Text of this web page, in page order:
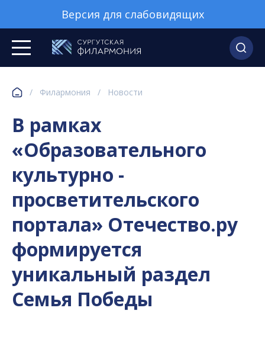
Версия для слабовидящих
/ Филармония / Новости
В рамках
«Образовательного
культурно -
просветительского
портала» Отечество.ру
формируется
уникальный раздел
Семья Победы